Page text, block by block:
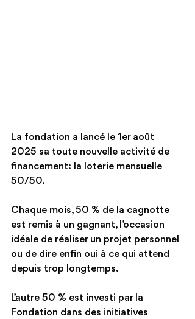
La fondation a lancé le 1er août
2025 sa toute nouvelle activité de
financement: la loterie mensuelle
50/50.
Chaque mois, 50 % de la cagnotte
est remis à un gagnant, l’occasion
idéale de réaliser un projet personnel
ou de dire enfin oui à ce qui attend
depuis trop longtemps.
L’autre 50 % est investi par la
Fondation dans des initiatives